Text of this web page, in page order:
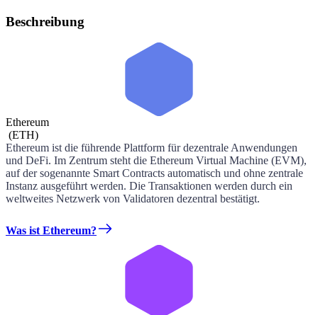
Beschreibung
Ethereum
(ETH)
Ethereum ist die führende Plattform für dezentrale Anwendungen
und DeFi. Im Zentrum steht die Ethereum Virtual Machine (EVM),
auf der sogenannte Smart Contracts automatisch und ohne zentrale
Instanz ausgeführt werden. Die Transaktionen werden durch ein
weltweites Netzwerk von Validatoren dezentral bestätigt.
Was ist Ethereum?